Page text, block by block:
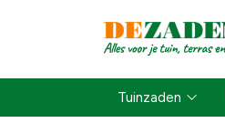
Tuinzaden